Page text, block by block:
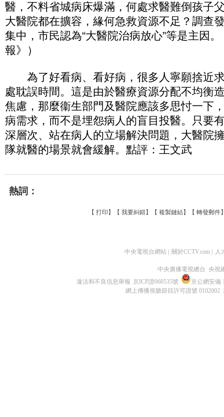
醫，不料省城病床爆滿，何處求醫難倒孩子
大醫院都在擴容，緣何急救資源不足？調查
集中，市民認為“大醫院治病放心”等是主因
報》）
為了好看病、看好病，很多人寧願捨近
處耽誤時間。這是由於醫療資源分配不均衡
焦慮，那麼衞生部門及醫院應該多思忖一下
病需求，而不是埋怨病人的盲目投醫。只要
深層次、站在病人的立場解決問題，大醫院
隊就醫的場景就會緩解。點評：王文武
熱詞：
【 打印 】【 我要糾錯】【 複製鏈結】【 轉發郵件
中央電視台網站 關於CCTV.com 人
中央廣播電視總台 央視
違法和不良信息舉報 京ICP證060535號
京公網安備
網上傳播視聽節目許可證號 0102002